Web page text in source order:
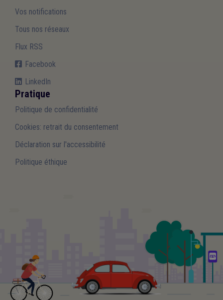
Vos notifications
Tous nos réseaux
Flux RSS
Facebook
LinkedIn
Pratique
Politique de confidentialité
Cookies: retrait du consentement
Déclaration sur l'accessibilité
Politique éthique